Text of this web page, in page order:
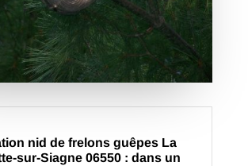
nid de frelons guêpes La
sur-Siagne 06550 : dans un